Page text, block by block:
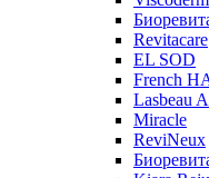
Revitacare
EL SOD
French
Lasbeau
Miracle
ReviNeux